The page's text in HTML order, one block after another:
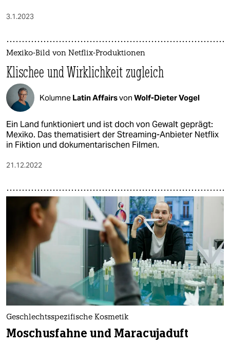
3.1.2023
Mexiko-Bild von Netflix-Produktionen
Klischee und Wirklichkeit zugleich
Kolumne Latin Affairsvon Wolf-Dieter Vogel
Ein Land funktioniert und ist doch von Gewalt geprägt:
Mexiko. Das thematisiert der Streaming-Anbieter Netflix
in Fiktion und dokumentarischen Filmen.
21.12.2022
Geschlechtsspezifische Kosmetik
Moschusfahne und Maracujaduft